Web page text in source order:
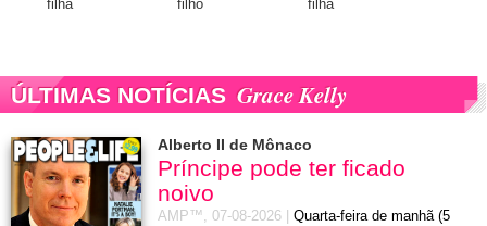
filha filho filha
ÚLTIMAS NOTÍCIAS Grace Kelly
Alberto II de Mônaco
Príncipe pode ter ficado
noivo
AMP™, 07-08-2026
Quarta-feira de manhã (5